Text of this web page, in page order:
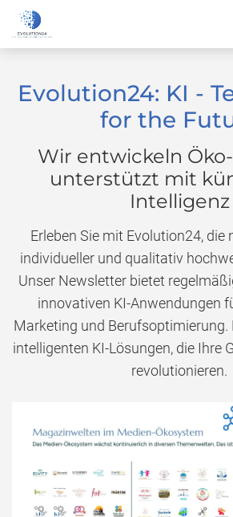
Evolution24: KI -
for the
Wir entwickeln
unterstützt mit
Intelligenz
Erleben Sie mit Evolution24, die
individueller und qualitativ
Unser Newsletter bietet
innovativen KI-Anwendungen
Marketing und Berufsoptimierung.
intelligenten KI-Lösungen, die Ihre
revolutionieren.